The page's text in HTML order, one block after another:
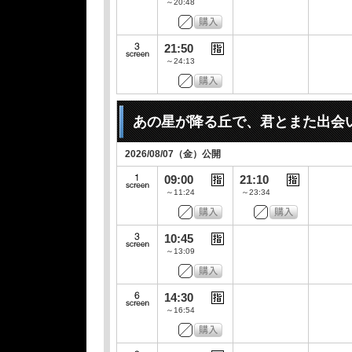
～20:48
21:50
～24:13
あの星が降る丘で、君とまた出会
2026/08/07（金）公開
09:00
～11:24
21:10
～23:34
10:45
～13:09
14:30
～16:54